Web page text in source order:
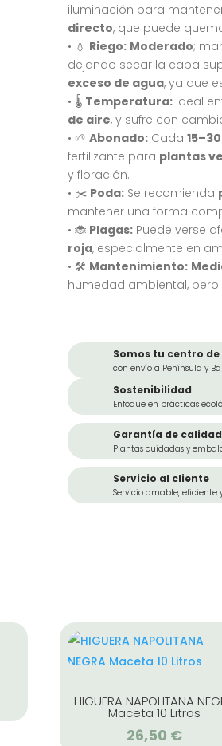
iluminación para
directo, que puede
• 💧 Riego: Moderado;
dejando secar la capa
exceso de agua, ya que
• 🌡️ Temperatura:Ideal
de aire, y sufre con
• 🌱 Abonado:Cada
fertilizante para plantas
y floración.
• ✂️ Poda:Se recomienda
mantener una forma
• 🐞 Plagas:Puede verse
roja, especialmente en
• 🛠️ Mantenimiento:
humedad ambiental, pero
Somos tu centro
con envío a Península y
Sostenibilidad
Enfoque en prácticas
Garantía de calidad
Plantas cuidadas y
Servicio al cliente
Servicio amable, eficiente
HIGUERA NAPOLITANA
Maceta 10 Litros
26,50 €